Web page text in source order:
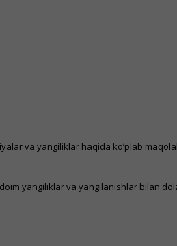
va yangiliklar haqida ko’plab
yangiliklar va yangilanishlar bilan